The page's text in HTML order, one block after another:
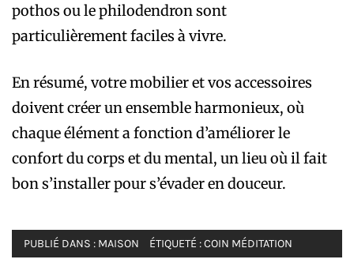
pothos ou le philodendron sont
particulièrement faciles à vivre.
En résumé, votre mobilier et vos accessoires
doivent créer un ensemble harmonieux, où
chaque élément a fonction d’améliorer le
confort du corps et du mental, un lieu où il fait
bon s’installer pour s’évader en douceur.
PUBLIÉ DANS : MAISON ÉTIQUETÉ :COIN MÉDITATION